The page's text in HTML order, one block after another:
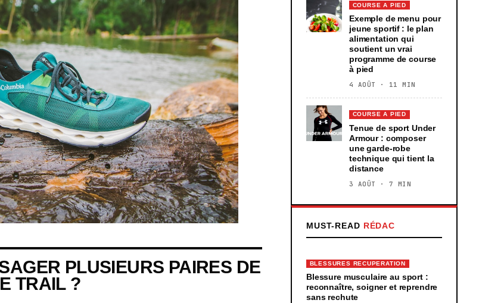
PLUSIEURS PAIRES DE
TRAIL ?
COURSE A PIED
Exemple de menu pour
jeune sportif : le plan
alimentation qui
soutient un vrai
programme de course
à pied
4 AOÛT · 11 MIN
COURSE A PIED
Tenue de sport Under
Armour : composer
une garde-robe
technique qui tient la
distance
3 AOÛT · 7 MIN
MUST-READ RÉDAC
BLESSURES RECUPERATION
Blessure musculaire au sport :
reconnaître, soigner et reprendre
sans rechute